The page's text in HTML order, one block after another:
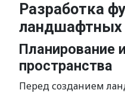
Разработка
ландшафтных
Планирование
пространства
Перед созданием